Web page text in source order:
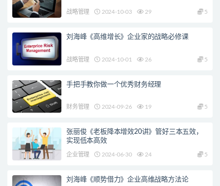
战略管理 2024-10-03 29 5
刘海峰《高维增长》企业家的战略必修课
战略管理 2024-10-01 26 5
手把手教你做一个优秀财务经理
财务管理 2024-09-26 19 5
张丽俊《老板降本增效20讲》管好三本五效，
实现低本高效
企业管理 2024-06-30 24 5
刘海峰《顺势借力》企业高维战略方法论